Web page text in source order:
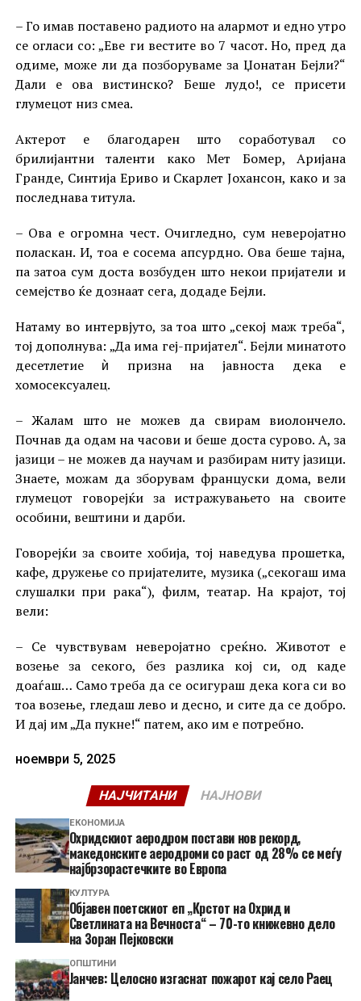
– Го имав поставено радиото на алармот и едно утро
се огласи со: „Еве ги вестите во 7 часот. Но, пред да
одиме, може ли да позборуваме за Џонатан Бејли?“
Дали е ова вистинско? Беше лудо!, се присети
глумецот низ смеа.
Актерот е благодарен што соработувал со
брилијантни таленти како Мет Бомер, Аријана
Гранде, Синтија Ериво и Скарлет Јохансон, како и за
последнава титула.
– Ова е огромна чест. Очигледно, сум неверојатно
поласкан. И, тоа е сосема апсурдно. Ова беше тајна,
па затоа сум доста возбуден што некои пријатели и
семејство ќе дознаат сега, додаде Бејли.
Натаму во интервјуто, за тоа што „секој маж треба“,
тој дополнува: „Да има геј-пријател“. Бејли минатото
десетлетие ѝ призна на јавноста дека е
хомосексуалец.
– Жалам што не можев да свирам виолончело.
Почнав да одам на часови и беше доста сурово. А, за
јазици – не можев да научам и разбирам ниту јазици.
Знаете, можам да зборувам француски дома, вели
глумецот говорејќи за истражувањето на своите
особини, вештини и дарби.
Говорејќи за своите хобија, тој наведува прошетка,
кафе, дружење со пријателите, музика („секогаш има
слушалки при рака“), филм, театар. На крајот, тој
вели:
– Се чувствувам неверојатно среќно. Животот е
возење за секого, без разлика кој си, од каде
доаѓаш… Само треба да се осигураш дека кога си во
тоа возење, гледаш лево и десно, и сите да се добро.
И дај им „Да пукне!“ патем, ако им е потребно.
ноември 5, 2025
НАЈЧИТАНИ НАЈНОВИ
ЕКОНОМИЈА
Охридскиот аеродром постави нов рекорд,
македонските аеродроми со раст од 28% се меѓу
најбрзорастечките во Европа
КУЛТУРА
Објавен поетскиот еп „Крстот на Охрид и
Светлината на Вечноста“ – 70-то книжевно дело
на Зоран Пејковски
ОПШТИНИ
Јанчев: Целосно изгаснат пожарот кај село Раец